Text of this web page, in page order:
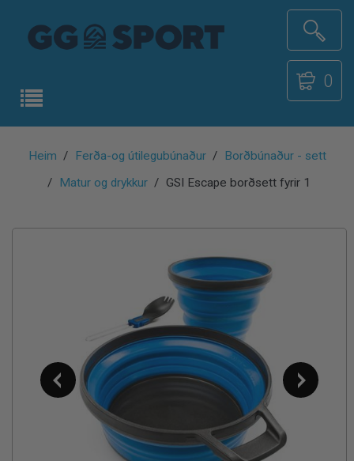
0
Heim Ferða-og útilegubúnaður
Borðbúnaður - sett
Matur og drykkur
GSI Escape borðsett fyrir 1